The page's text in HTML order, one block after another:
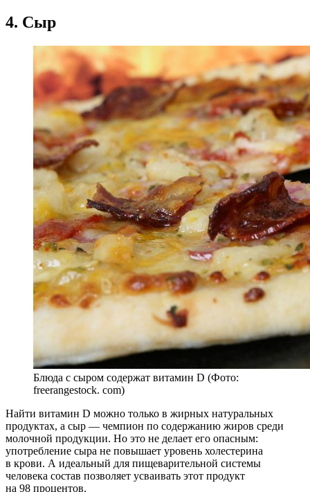
4. Сыр
Блюда с сыром содержат витамин D (Фото:
freerangestock. com)
Найти витамин D можно только в жирных натуральных
продуктах, а сыр — чемпион по содержанию жиров среди
молочной продукции. Но это не делает его опасным:
употребление сыра не повышает уровень холестерина
в крови. А идеальный для пищеварительной системы
человека состав позволяет усваивать этот продукт
на 98 процентов.